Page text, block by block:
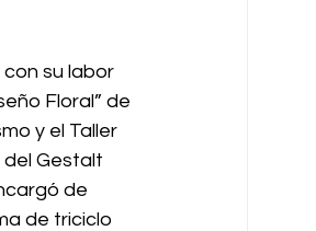
su labor
Floral” de
y el Taller
del Gestalt
de
de triciclo